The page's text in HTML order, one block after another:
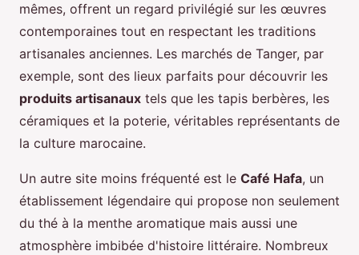
mêmes, offrent un regard privilégié sur les œuvres
contemporaines tout en respectant les traditions
artisanales anciennes. Les marchés de Tanger, par
exemple, sont des lieux parfaits pour découvrir les
produits artisanaux tels que les tapis berbères, les
céramiques et la poterie, véritables représentants de
la culture marocaine.
Un autre site moins fréquenté est le Café Hafa, un
établissement légendaire qui propose non seulement
du thé à la menthe aromatique mais aussi une
atmosphère imbibée d'histoire littéraire. Nombreux